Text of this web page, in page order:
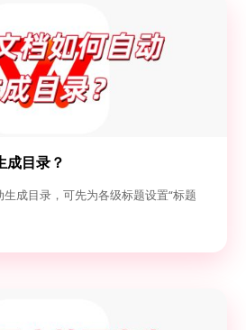
成目录？
成目录，可先为各级标题设置“标题